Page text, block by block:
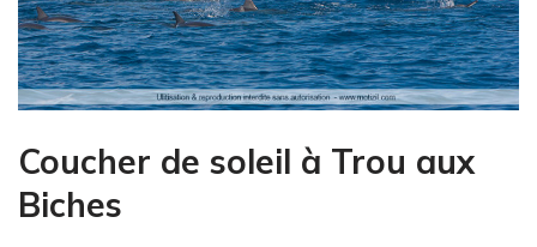
Coucher de soleil à Trou aux
Biches